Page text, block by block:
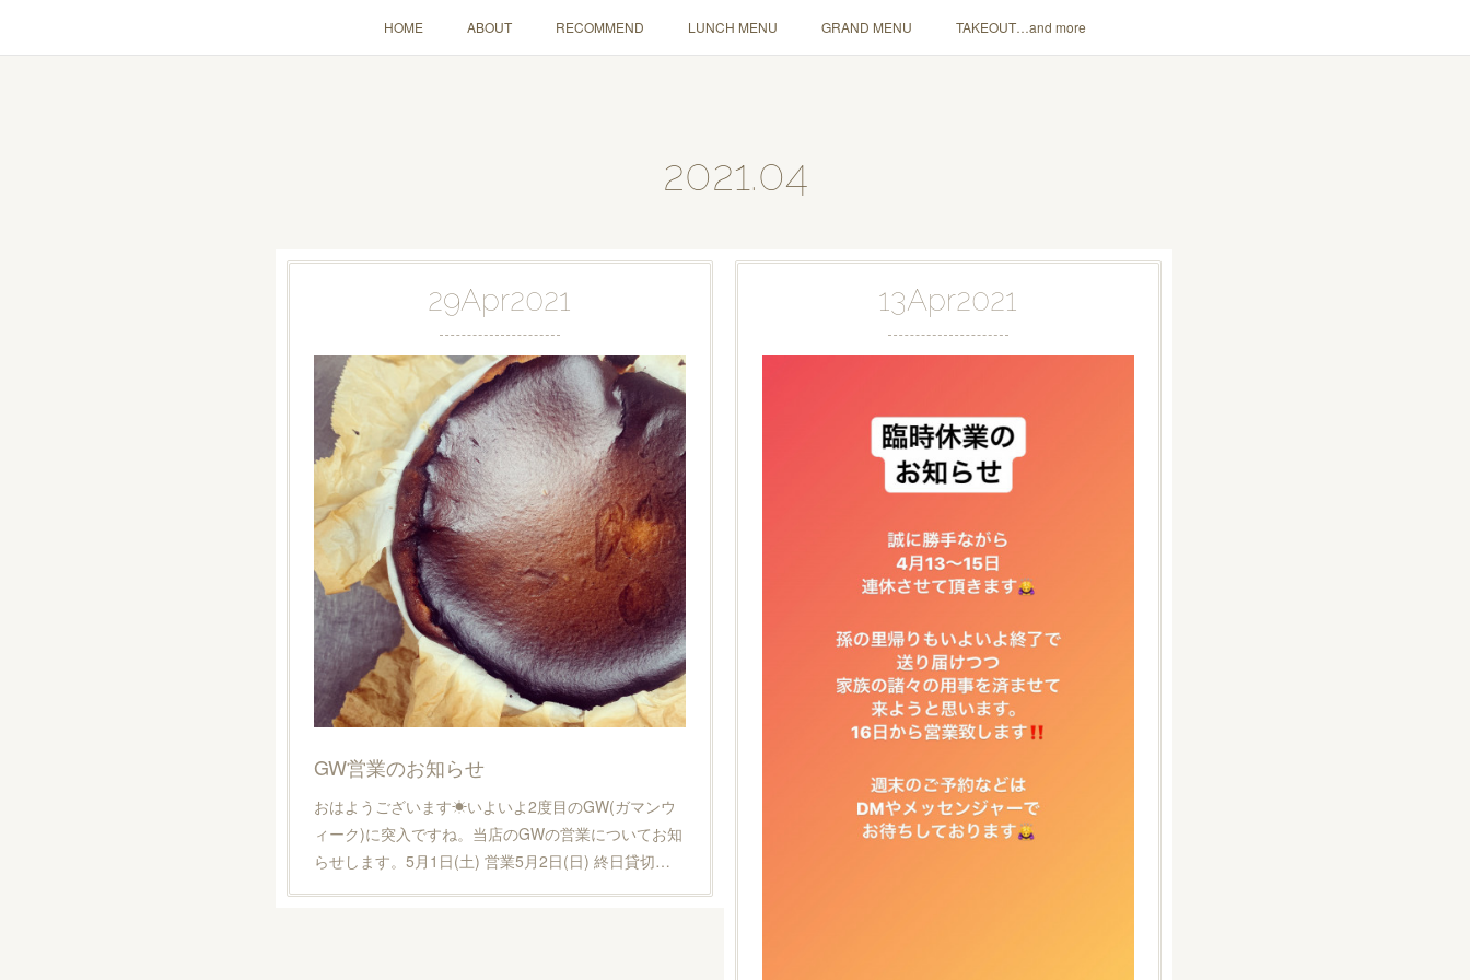
HOME ABOUT RECOMMEND LUNCH MENU GRAND MENU TAKEOUT…and more
2021.04
29Apr2021
GW営業のお知らせ
おはようございます☀いよいよ2度目のGW(ガマンウ
ィーク)に突入ですね。当店のGWの営業についてお知
らせします。5月1日(土) 営業5月2日(日) 終日貸切…
13Apr2021